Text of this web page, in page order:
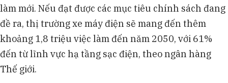
làm mới. Nếu đạt được các mục tiêu chính sách đang
đề ra, thị trường xe máy điện sẽ mang đến thêm
khoảng 1,8 triệu việc làm đến năm 2050, với 61%
đến từ lĩnh vực hạ tầng sạc điện, theo ngân hàng
Thế giới.